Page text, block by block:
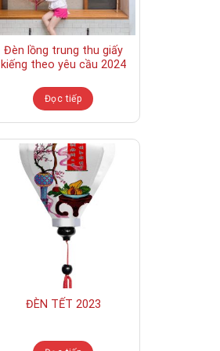
Đèn lồng trung thu giấy
kiếng theo yêu cầu 2024
Đọc tiếp
ĐÈN TẾT 2023